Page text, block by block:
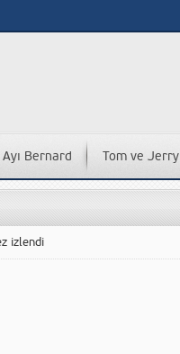
Ayı Bernard Tom ve Jerry
izlendi